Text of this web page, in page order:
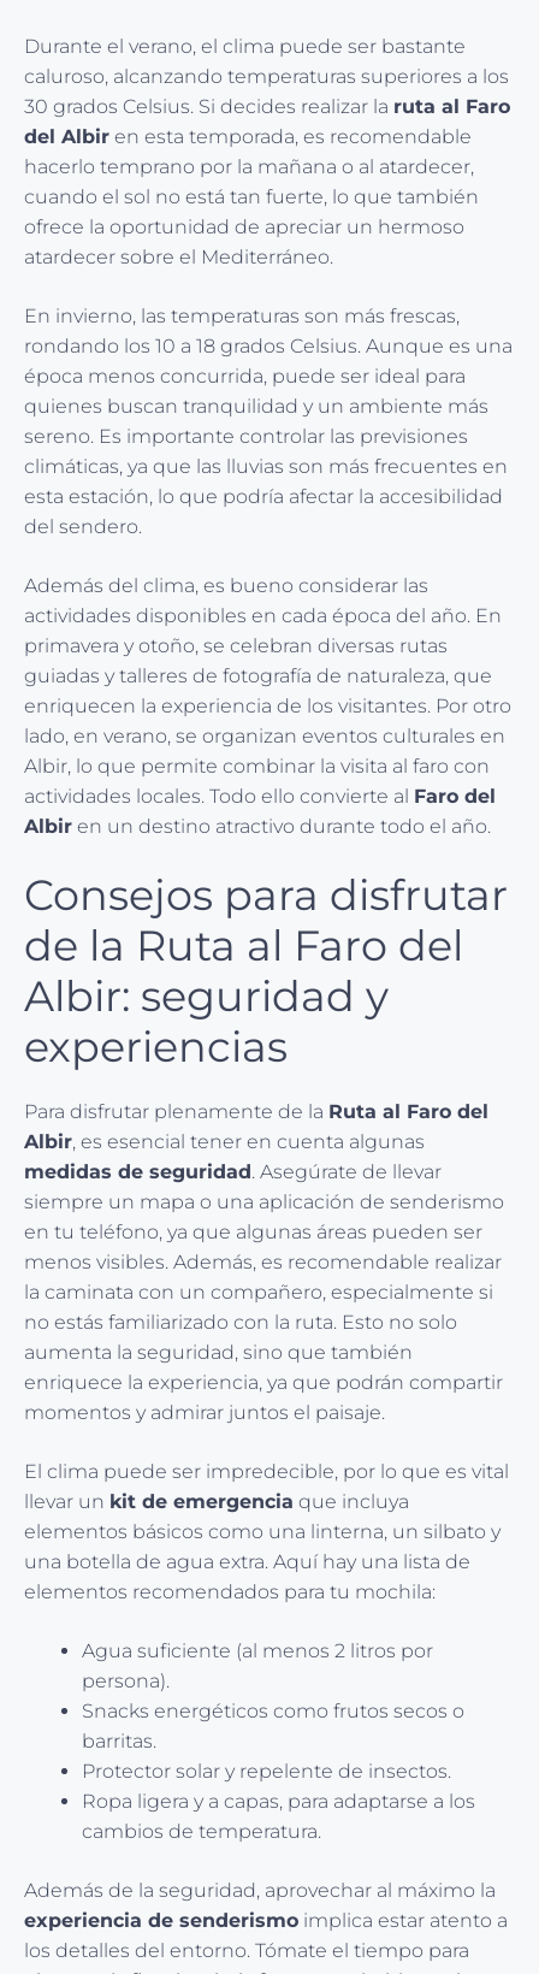
Durante el verano, el clima puede ser bastante
caluroso, alcanzando temperaturas superiores a los
30 grados Celsius. Si decides realizar la ruta al Faro
del Albir en esta temporada, es recomendable
hacerlo temprano por la mañana o al atardecer,
cuando el sol no está tan fuerte, lo que también
ofrece la oportunidad de apreciar un hermoso
atardecer sobre el Mediterráneo.
En invierno, las temperaturas son más frescas,
rondando los 10 a 18 grados Celsius. Aunque es una
época menos concurrida, puede ser ideal para
quienes buscan tranquilidad y un ambiente más
sereno. Es importante controlar las previsiones
climáticas, ya que las lluvias son más frecuentes en
esta estación, lo que podría afectar la accesibilidad
del sendero.
Además del clima, es bueno considerar las
actividades disponibles en cada época del año. En
primavera y otoño, se celebran diversas rutas
guiadas y talleres de fotografía de naturaleza, que
enriquecen la experiencia de los visitantes. Por otro
lado, en verano, se organizan eventos culturales en
Albir, lo que permite combinar la visita al faro con
actividades locales. Todo ello convierte al Faro del
Albir en un destino atractivo durante todo el año.
Consejos para disfrutar
de la Ruta al Faro del
Albir: seguridad y
experiencias
Para disfrutar plenamente de la Ruta al Faro del
Albir, es esencial tener en cuenta algunas
medidas de seguridad. Asegúrate de llevar
siempre un mapa o una aplicación de senderismo
en tu teléfono, ya que algunas áreas pueden ser
menos visibles. Además, es recomendable realizar
la caminata con un compañero, especialmente si
no estás familiarizado con la ruta. Esto no solo
aumenta la seguridad, sino que también
enriquece la experiencia, ya que podrán compartir
momentos y admirar juntos el paisaje.
El clima puede ser impredecible, por lo que es vital
llevar un kit de emergencia que incluya
elementos básicos como una linterna, un silbato y
una botella de agua extra. Aquí hay una lista de
elementos recomendados para tu mochila:
Agua suficiente (al menos 2 litros por
persona).
Snacks energéticos como frutos secos o
barritas.
Protector solar y repelente de insectos.
Ropa ligera y a capas, para adaptarse a los
cambios de temperatura.
Además de la seguridad, aprovechar al máximo la
experiencia de senderismo implica estar atento a
los detalles del entorno. Tómate el tiempo para